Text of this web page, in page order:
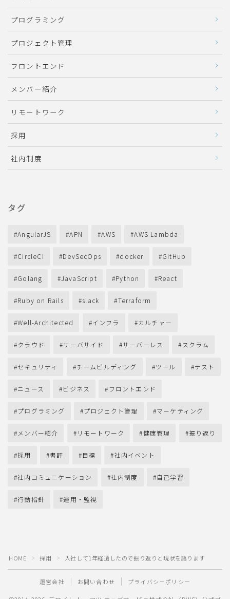
プログラミング
プロジェクト管理
フロントエンド
メンバー紹介
リモートワーク
採用
社内制度
タグ
AngularJS APN AWS AWS Lambda
CircleCI DevSecOps docker GitHub
Golang JavaScript Python React
Ruby on Rails slack Terraform
Well-Architected インフラ カルチャー
クラウド サーバサイド サーバーレス スクラム
セキュリティ チームビルディング ツール テスト
ニュース ビジネス フロントエンド
プログラミング プロジェクト管理 マーケティング
メンバー紹介 リモートワーク 健康管理 振り返り
採用 書評 目標 社内イベント
社内コミュニケーション 社内制度 自己学習
行動指針 運用・監視
HOME ＞ 採用 ＞ 入社して1年経過したので振り返りと現状を語ります
運営会社 お問い合わせ プライバシーポリシー